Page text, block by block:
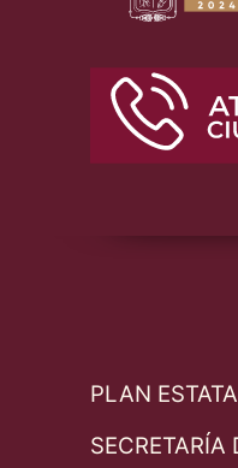
PLAN
SECRETARÍA